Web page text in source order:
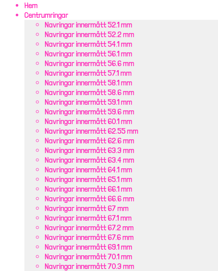
Hem
Centrumringar
Navringar innermått 52.1 mm
Navringar innermått 52.2 mm
Navringar innermått 54.1 mm
Navringar innermått 56.1 mm
Navringar innermått 56.6 mm
Navringar innermått 57.1 mm
Navringar innermått 58.1 mm
Navringar innermått 58.6 mm
Navringar innermått 59.1 mm
Navringar innermått 59.6 mm
Navringar innermått 60.1 mm
Navringar innermått 62.55 mm
Navringar innermått 62.6 mm
Navringar innermått 63.3 mm
Navringar innermått 63.4 mm
Navringar innermått 64.1 mm
Navringar innermått 65.1 mm
Navringar innermått 66.1 mm
Navringar innermått 66.6 mm
Navringar innermått 67 mm
Navringar innermått 67.1 mm
Navringar innermått 67.2 mm
Navringar innermått 67.6 mm
Navringar innermått 69.1 mm
Navringar innermått 70.1 mm
Navringar innermått 70.3 mm